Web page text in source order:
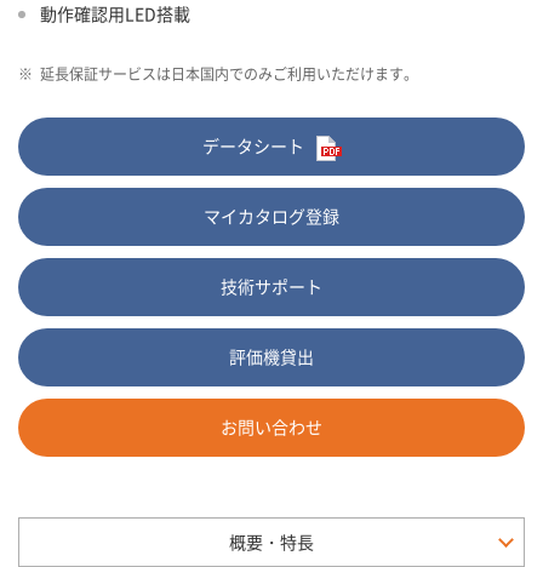
動作確認用LED搭載
※ 延長保証サービスは日本国内でのみご利用いただけます。
データシート
マイカタログ登録
技術サポート
評価機貸出
お問い合わせ
概要・特長